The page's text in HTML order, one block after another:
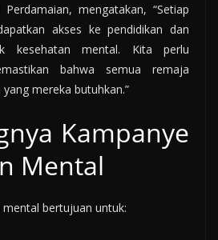
mengatakan, “Setiap
akses ke pendidikan dan
kesehatan mental. Kita perlu
bahwa semua remaja
mereka butuhkan.”
Kampanye
Mental
bertujuan untuk: